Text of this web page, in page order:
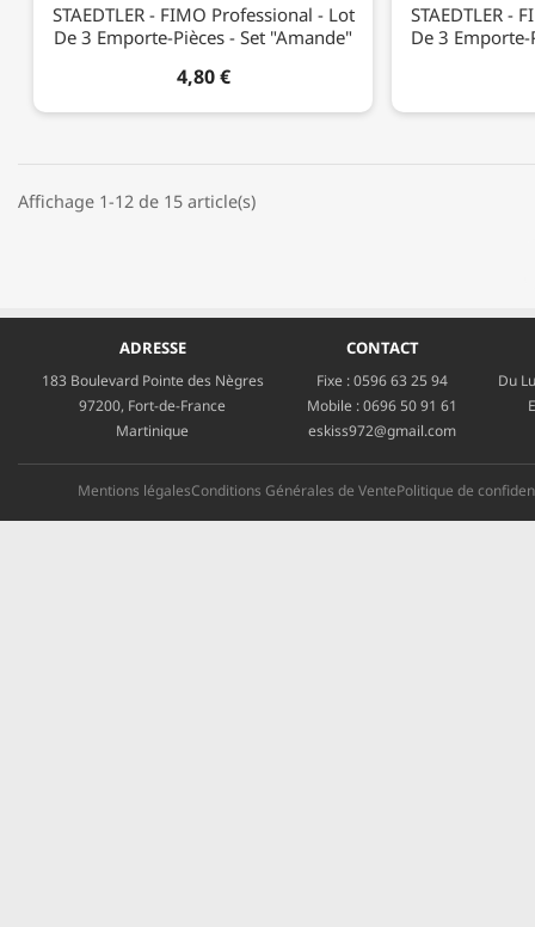
STAEDTLER - FIMO Professional - Lot
De 3 Emporte-Pièces - Set "Amande"
4,80 €
STAEDTLER -
De 3
Affichage 1-12 de 15 article(s)
ADRESSE
183 Boulevard Pointe des Nègres
97200, Fort-de-France
Martinique
CONTACT
Fixe :0596 63 25 94
Mobile :0696 50 91 61
eskiss972@gmail.com
Du
Mentions légalesConditions Générales de VentePolitique de